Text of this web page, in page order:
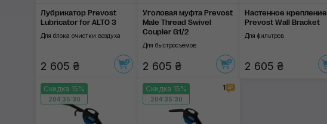
Лубрикатор Prevost
Lubricator for ALTO 3
Для блока очистки воздуха
2 605 ₴
Уголовая муфта Prevost
Male Thread Swivel
Coupler G1/2
Для быстросъёмов
2 605 ₴
Настенное крепление
Prevost Wall Bracket
Для фильтров
2 605 ₴
Скидка 15%
204:35:29
Скидка 15%
204:35:29
1